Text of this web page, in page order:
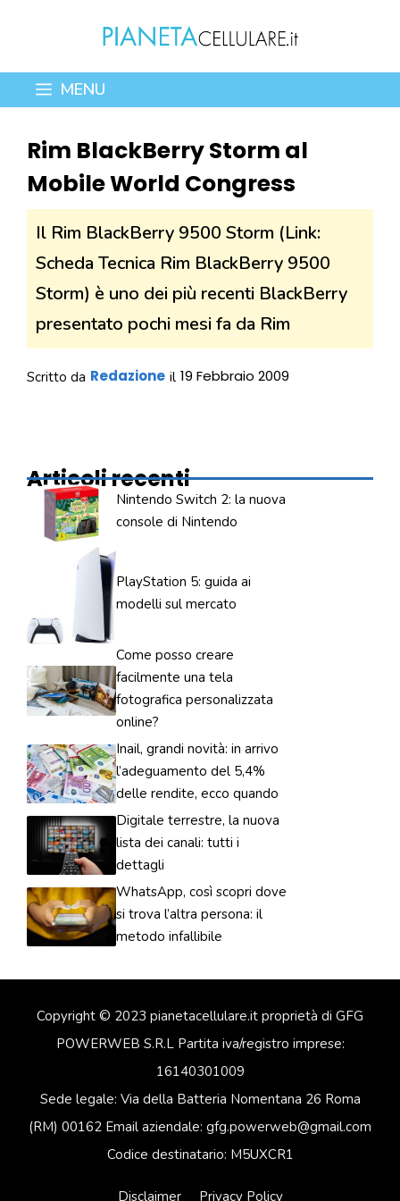
contenuto
MENU
Rim BlackBerry Storm al
Mobile World Congress
Il Rim BlackBerry 9500 Storm (Link:
Scheda Tecnica Rim BlackBerry 9500
Storm) è uno dei più recenti BlackBerry
presentato pochi mesi fa da Rim
Scritto da Redazione il 19 Febbraio 2009
Articoli recenti
Nintendo Switch 2: la nuova
console di Nintendo
PlayStation 5: guida ai
modelli sul mercato
Come posso creare
facilmente una tela
fotografica personalizzata
online?
Inail, grandi novità: in arrivo
l’adeguamento del 5,4%
delle rendite, ecco quando
Digitale terrestre, la nuova
lista dei canali: tutti i
dettagli
WhatsApp, così scopri dove
si trova l’altra persona: il
metodo infallibile
Copyright © 2023 pianetacellulare.it proprietà di GFG
POWERWEB S.R.L Partita iva/registro imprese:
16140301009
Sede legale: Via della Batteria Nomentana 26 Roma
(RM) 00162 Email aziendale: gfg.powerweb@gmail.com
Codice destinatario: M5UXCR1
Disclaimer Privacy Policy